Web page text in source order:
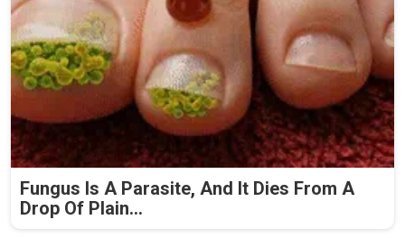
Fungus Is A Parasite, And It Dies From A
Drop Of Plain...